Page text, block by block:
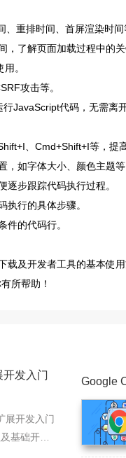
重排时间、首屏渲染时间
了解页面加载过程中的关
。
攻击等。
JavaScript代码，无需离
、Cmd+Shift+I等，提
如字体大小、颜色主题等
步跟踪代码执行过程。
执行的具体步骤。
件的代码行。
载及开发者工具的基本使
所帮助！
发入门
展开发入门
基础开发
Google